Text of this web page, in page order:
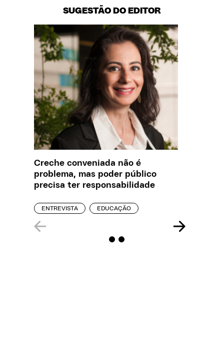
SUGESTÃO DO EDITOR
Creche conveniada não é
problema, mas poder público
precisa ter responsabilidade
ENTREVISTA EDUCAÇÃO